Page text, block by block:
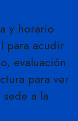
y horario
para acudir
evaluación
para ver
a la